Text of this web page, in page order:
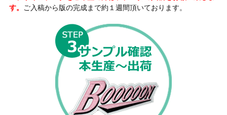
す。 ご入稿から版の完成まで約１週間頂いております。